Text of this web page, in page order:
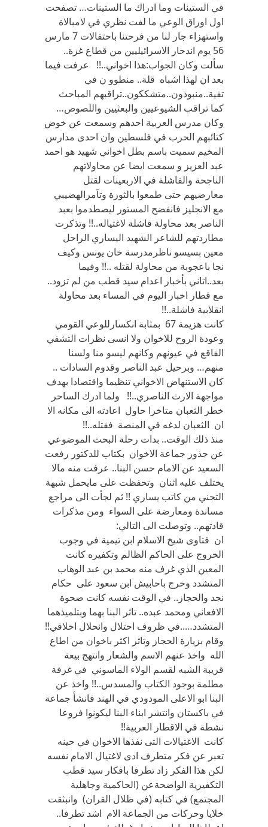
في الستينات وما ادراك ما الستينات… تصفحت
اول اوراق الوعي ما لفت نظري في لامبالاة
واستهزاء جار لنا من فرحتنا باحتفالات 7 مارس
56 يوم اندحار الاسرائيليين من قطاع غزة..
سألت وكان الجواب:هذا اخواني..!! عرفت فيما
بعد ان لهذا اشباه قلة.. منطوو ن في
تقية..منبوذون..متشككون..تراقبهم المباحث
كما تراقب الشيوعيين والبعثيين واللصوص…
وكان مدرس العربية احدهم وسمعت عن خوض
كتائبهم الحرب في فلسطين وان احدى مدارس
المخيم سميت باسم بطل اخواني شهيد هو احمد
عبد العزيز و سمعت ايضا عن محاولاتهم
الناجحة والفاشلة في الاربعينات لقتل
معارضيهم حتى طمعوا بالثورة وتآمرالهضيبي
مع الانجليز فانفضح المستور ليصطدموا بعبد
الناصر بعد محاولة فاشلة لاغتياله..!! وتذكرت
مطاردتهم للشاعر الشهيد اليساري الراحل
معين بسيسو ناظرمدرسة خان يونس وكيف
نجا باعجوبة من محاولة لقتله ..!! وفيما
بعد..اتاني بأخبار اعدام سيد قطب من لم تزود..
مع قطار اخبار اليوم في المساء بعد محاولة
انقلابية فاشلة..!!
كانت هزيمة 67 بمثابة انكسارللوعي القومي
وعودة الروح للاخوان ولا انسى نظرات التشفي
الفاقع في عيونهم وكانهم ليسو منا ولسنا
منهم… وبرحيل عبد الناصر وقدوم السادات ..
كان الاستنهاض الاخواني تنظيما واقتصادا بهدف
مواجهة الارث الناصري..!! ولما ادرك الساحر
خطر الثعبان متاخرا حاول اعادته الى مكانه الا
ان الثعبان لدغه في المنصة فقتله..!!
منذ ذلك الوقت.. بدات رحلة البحث الموضوعي
عن جذور جماعة الاخوان بكتاب للدكتور رفعت
السعيد عن الامام حسن البنا.. عرفت منه مالا
يختلف عليه اثنان وتحفظت على مايحمل شبهة
التجني من كاتب يساري !! ثم لجأت الى مراجع
مساندة ومعارضة على السواء ومن مذكرات
قادتهم.. وتوصلت الى التالي:
ان فتاوى شيخ الاسلام ابن تيمية في وجوب
الخروج على الحاكم الظالم وتكفيره كانت
المعين الذي غرف منه محمد بن عبد الوهاب
المتشدد وخرج باحابيش ابن سعود على حكام
نجد والحجاز.. في الوقت نفسه كانت صحوة
الافعاني ومحمد عبده.. تاثر البنا بهما وبتلميذهما
المتشدد…..في ظروف احتلال وانحلال اخلاقي!!
وقام بزيارة الحجاز وتاثر اكثر باخوان من اطاع
الله واخذ عنهم الاسم والشعار وانتهج بيعة
قريبة الشبه لقسم الولاء الماسوني في غرفة
مطلمة بوجود الكتاب والمسدس..!! واخذ عن
البنا ابو الاعلى المودودي في الهند فانشأ جماعة
في باكستان وانتشر ابناء البنا ليكونوا فروعا
نشطة في الاقطار العربية!!
كانت الاغتيالات التى نفذها الاخوان في حينه
تعبر عن فكر متطرف ادى لاغتيال الامام نفسه
لكن هذا الفكر زاد تطرفا بافكار سيد قطب
التكفيرية الواضحةعن (الحاكمية وجاهلية
المجتمع) في كتابه (في ظلال القران) وانبثقت
خلايا وحركات من الجماعة الام اشد تطرفا..